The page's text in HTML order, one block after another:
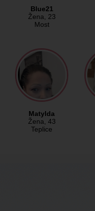
Blue21
Žena, 23
Most
Matylda
Žena, 43
Teplice